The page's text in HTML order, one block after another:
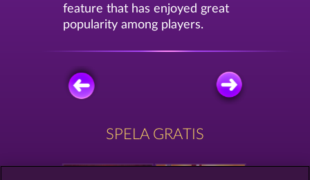
feature that has enjoyed great
popularity among players.
SPELA GRATIS